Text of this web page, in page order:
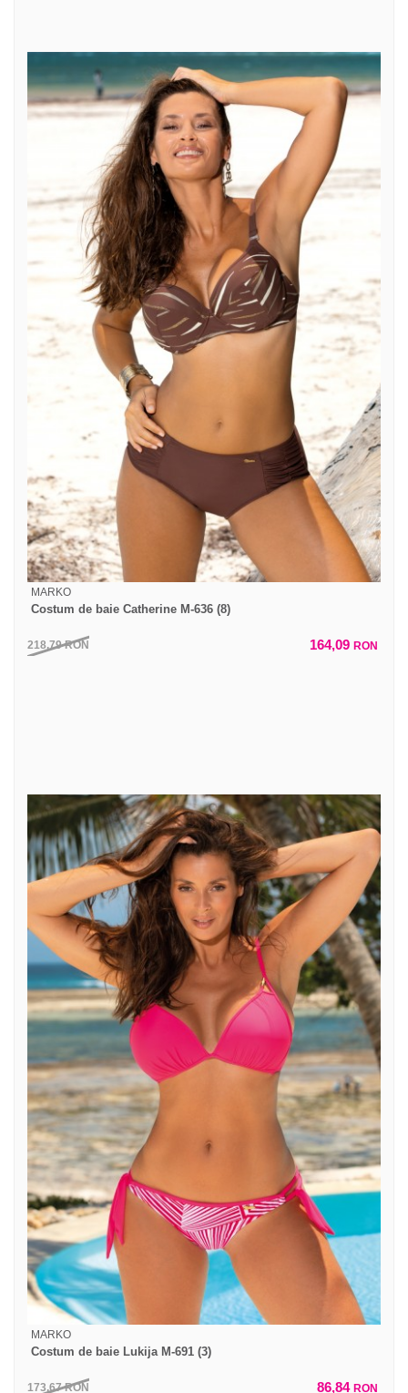
MARKO
Costum de baie Catherine M-636 (8)
218,79RON 164,09 RON
MARKO
Costum de baie Lukija M-691 (3)
173,67RON 86,84 RON